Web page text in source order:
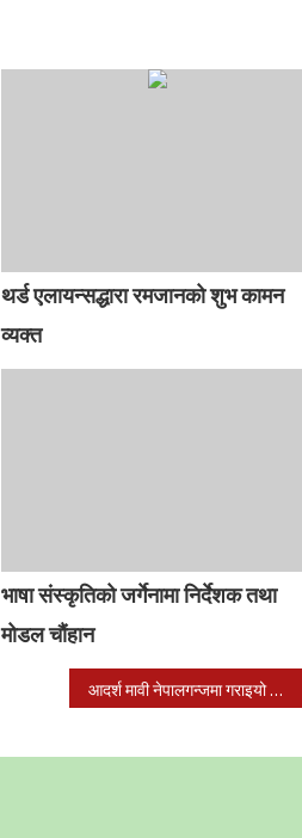
थर्ड एलायन्सद्धारा रमजानको शुभ कामन
व्यक्त
भाषा संस्कृतिको जर्गेनामा निर्देशक तथा
मोडल चौंहान
आदर्श मावी नेपालगन्जमा गराइयो जुनियर रेडक्रस सर्कलको चुनाब